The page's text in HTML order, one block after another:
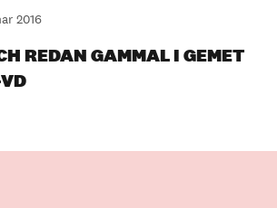
2016
REDAN GAMMAL I GEMET